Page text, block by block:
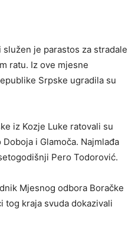
je parastos za stradale
ratu. Iz ove mjesne
Srpske ugradila su
iz Kozje Luke ratovali su
i Glamoča. Najmlađa
Pero Todorović.
Mjesnog odbora Boračke
tog kraja svuda dokazivali